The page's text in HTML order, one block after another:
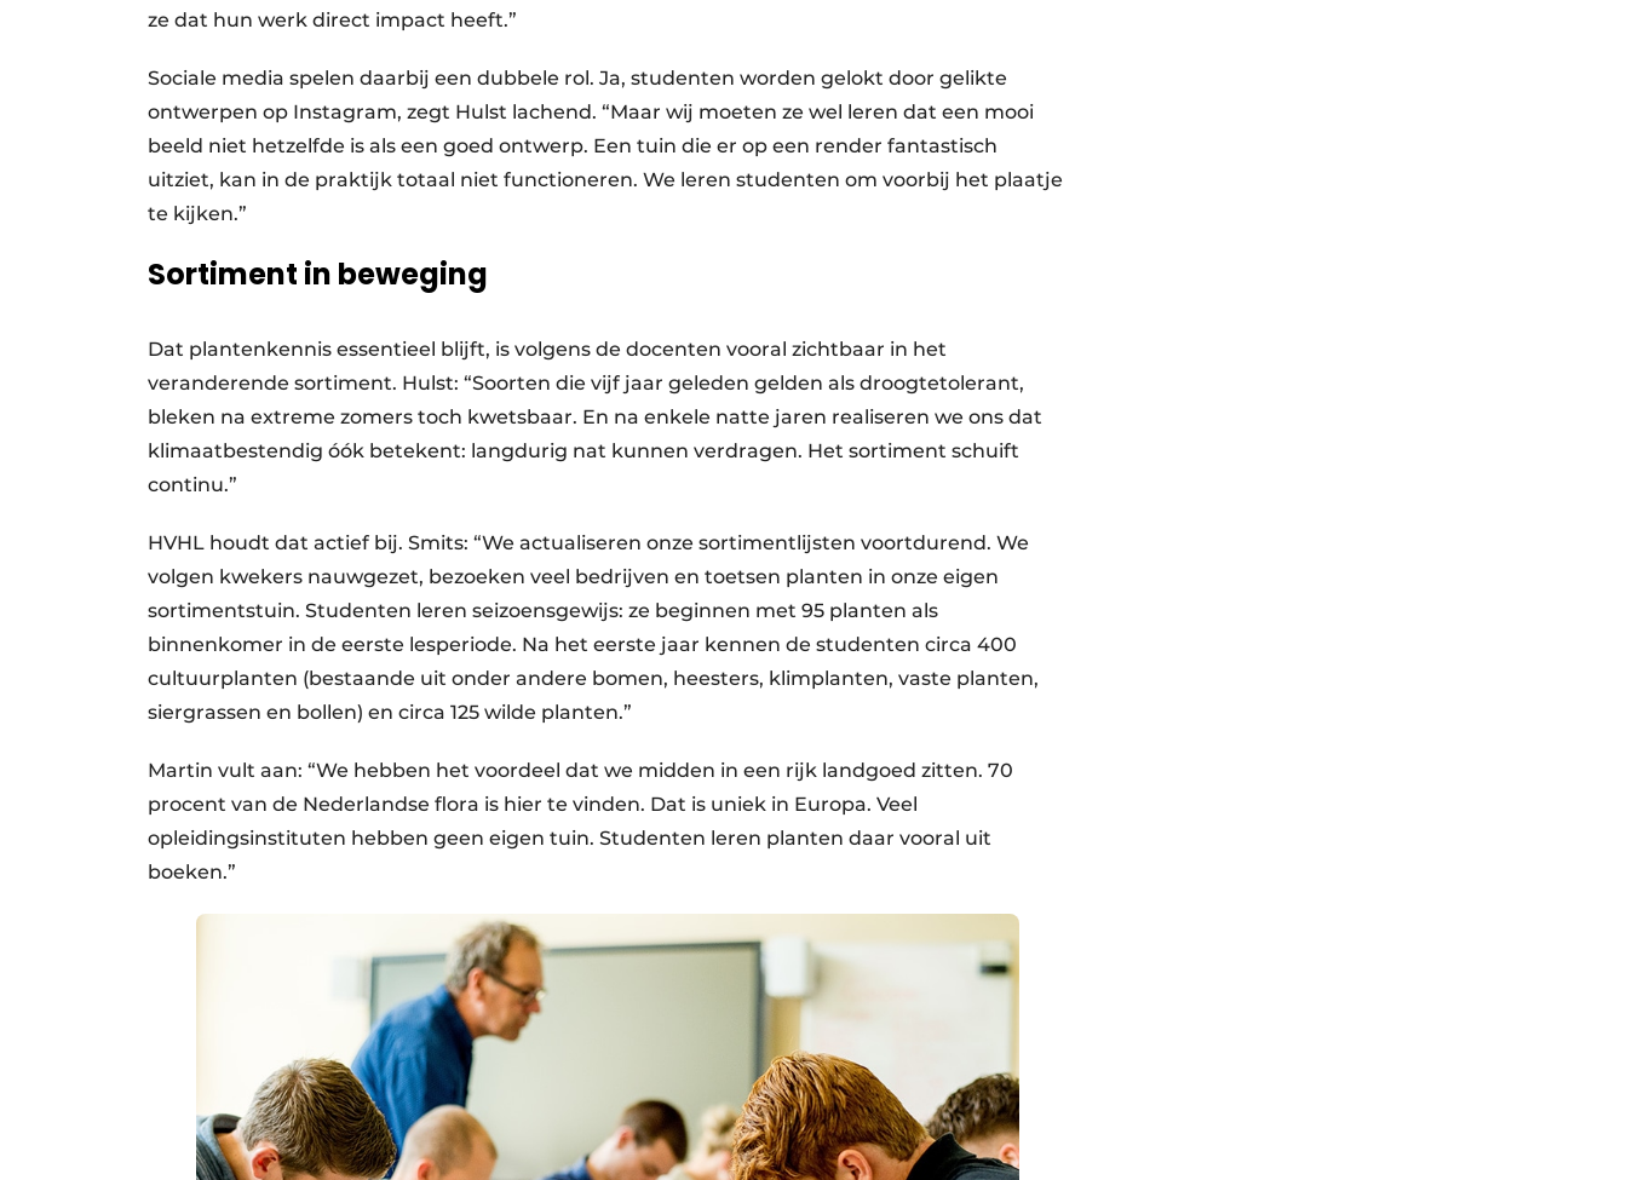
ze dat hun werk direct impact heeft.”
Sociale media spelen daarbij een dubbele rol. Ja, studenten worden gelokt door gelikte
ontwerpen op Instagram, zegt Hulst lachend. “Maar wij moeten ze wel leren dat een mooi
beeld niet hetzelfde is als een goed ontwerp. Een tuin die er op een render fantastisch
uitziet, kan in de praktijk totaal niet functioneren. We leren studenten om voorbij het plaatje
te kijken.”
Sortiment in beweging
Dat plantenkennis essentieel blijft, is volgens de docenten vooral zichtbaar in het
veranderende sortiment. Hulst: “Soorten die vijf jaar geleden gelden als droogtetolerant,
bleken na extreme zomers toch kwetsbaar. En na enkele natte jaren realiseren we ons dat
klimaatbestendig óók betekent: langdurig nat kunnen verdragen. Het sortiment schuift
continu.”
HVHL houdt dat actief bij. Smits: “We actualiseren onze sortimentlijsten voortdurend. We
volgen kwekers nauwgezet, bezoeken veel bedrijven en toetsen planten in onze eigen
sortimentstuin. Studenten leren seizoensgewijs: ze beginnen met 95 planten als
binnenkomer in de eerste lesperiode. Na het eerste jaar kennen de studenten circa 400
cultuurplanten (bestaande uit onder andere bomen, heesters, klimplanten, vaste planten,
siergrassen en bollen) en circa 125 wilde planten.”
Martin vult aan: “We hebben het voordeel dat we midden in een rijk landgoed zitten. 70
procent van de Nederlandse flora is hier te vinden. Dat is uniek in Europa. Veel
opleidingsinstituten hebben geen eigen tuin. Studenten leren planten daar vooral uit
boeken.”